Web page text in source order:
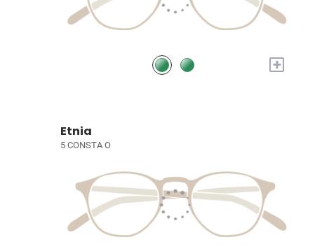
+
Etnia
5 CONSTA O